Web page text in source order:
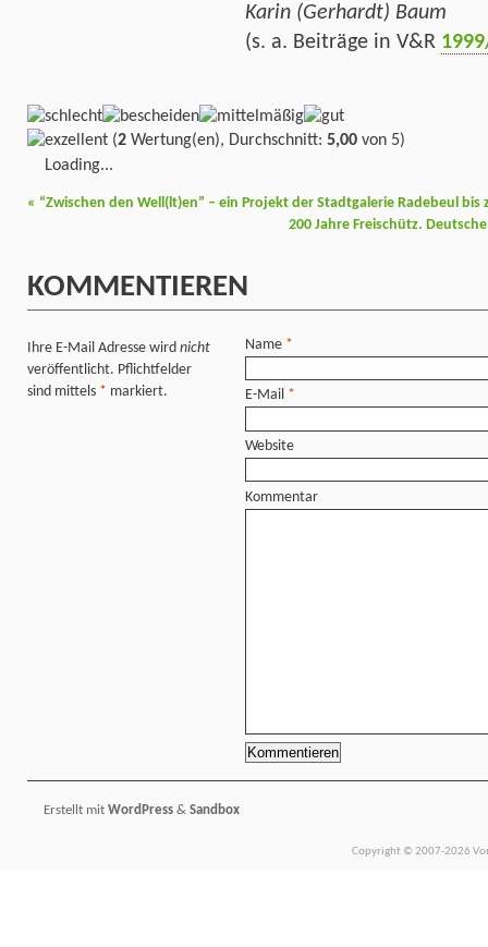
Karin (Gerhardt) Baum
(s. a. Beiträge in V&R
(2 Wertung(en), Durchschnitt: 5,00 von 5)
Loading...
« “Zwischen den Well(lt)en” – ein Projekt der Stadtgalerie Radebeul bis
200 Jahre Freischütz.
KOMMENTIEREN
Ihre E-Mail Adresse wird nicht
veröffentlicht. Pflichtfelder
sind mittels * markiert.
Name *
E-Mail *
Website
Kommentar
Erstellt mit WordPress & Sandbox
Copyright © 2007-2026